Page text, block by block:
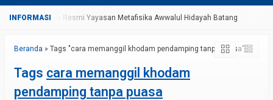
Webstore Resmi Yayasan Metafisika Awwalul Hidayah Batang
Beranda » Tags "cara memanggil khodam pendamping tanpa puasa"
Tags cara memanggil khodam
pendamping tanpa puasa